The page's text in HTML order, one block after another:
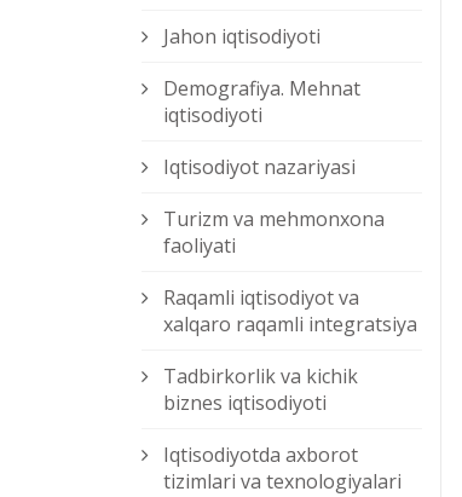
Jahon iqtisodiyoti
Demografiya. Mehnat
iqtisodiyoti
Iqtisodiyot nazariyasi
Turizm va mehmonxona
faoliyati
Raqamli iqtisodiyot va
xalqaro raqamli integratsiya
Tadbirkorlik va kichik
biznes iqtisodiyoti
Iqtisodiyotda axborot
tizimlari va texnologiyalari